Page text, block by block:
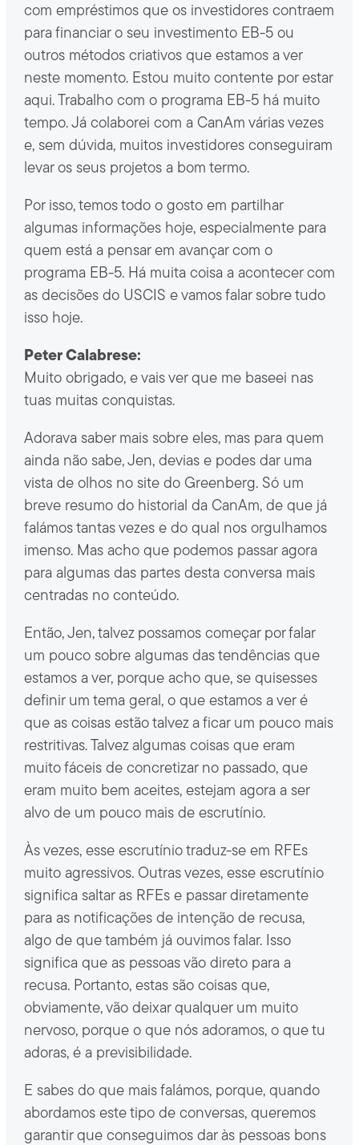
com empréstimos que os investidores contraem
para financiar o seu investimento EB-5 ou
outros métodos criativos que estamos a ver
neste momento. Estou muito contente por estar
aqui. Trabalho com o programa EB-5 há muito
tempo. Já colaborei com a CanAm várias vezes
e, sem dúvida, muitos investidores conseguiram
levar os seus projetos a bom termo.
Por isso, temos todo o gosto em partilhar
algumas informações hoje, especialmente para
quem está a pensar em avançar com o
programa EB-5. Há muita coisa a acontecer com
as decisões do USCIS e vamos falar sobre tudo
isso hoje.
Peter Calabrese:
Muito obrigado, e vais ver que me baseei nas
tuas muitas conquistas.
Adorava saber mais sobre eles, mas para quem
ainda não sabe, Jen, devias e podes dar uma
vista de olhos no site do Greenberg. Só um
breve resumo do historial da CanAm, de que já
falámos tantas vezes e do qual nos orgulhamos
imenso. Mas acho que podemos passar agora
para algumas das partes desta conversa mais
centradas no conteúdo.
Então, Jen, talvez possamos começar por falar
um pouco sobre algumas das tendências que
estamos a ver, porque acho que, se quisesses
definir um tema geral, o que estamos a ver é
que as coisas estão talvez a ficar um pouco mais
restritivas. Talvez algumas coisas que eram
muito fáceis de concretizar no passado, que
eram muito bem aceites, estejam agora a ser
alvo de um pouco mais de escrutínio.
Às vezes, esse escrutínio traduz-se em RFEs
muito agressivos. Outras vezes, esse escrutínio
significa saltar as RFEs e passar diretamente
para as notificações de intenção de recusa,
algo de que também já ouvimos falar. Isso
significa que as pessoas vão direto para a
recusa. Portanto, estas são coisas que,
obviamente, vão deixar qualquer um muito
nervoso, porque o que nós adoramos, o que tu
adoras, é a previsibilidade.
E sabes do que mais falámos, porque, quando
abordamos este tipo de conversas, queremos
garantir que conseguimos dar às pessoas bons